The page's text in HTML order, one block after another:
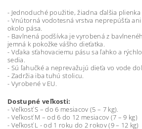
- Jednoduché použitie, žiadna ďalšia
- Vnútorná vodotesná vrstva neprepúšťa
okolo pása.
- Bavlnená podšívka je vyrobená z
jemná k pokožke vášho dieťatka.
- Vďaka sťahovaciemu pásu sa ľahko a
sedia.
- Sú ľahučké a neprevažujú dieťa vo vode
- Zadržia iba tuhú stolicu.
- Vyrobené v EU.
Dostupné veľkosti:
- Veľkosť S – do 6 mesiacov (5 – 7 kg).
- Veľkosť M – od 6 do 12 mesiacov (7 – 9 kg)
- Veľkosť L - od 1 roku do 2 rokov (9 – 12 kg)